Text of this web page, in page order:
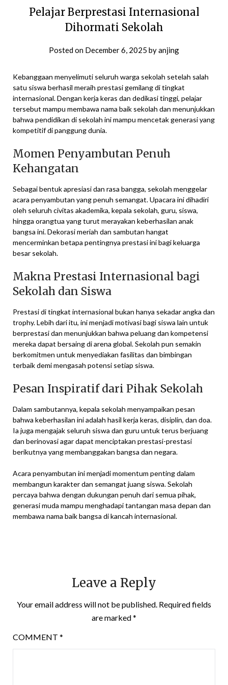
Pelajar Berprestasi Internasional
Dihormati Sekolah
Posted on December 6, 2025 byanjing
Kebanggaan menyelimuti seluruh warga sekolah setelah salah
satu siswa berhasil meraih prestasi gemilang di tingkat
internasional. Dengan kerja keras dan dedikasi tinggi, pelajar
tersebut mampu membawa nama baik sekolah dan menunjukkan
bahwa pendidikan di sekolah ini mampu mencetak generasi yang
kompetitif di panggung dunia.
Momen Penyambutan Penuh
Kehangatan
Sebagai bentuk apresiasi dan rasa bangga, sekolah menggelar
acara penyambutan yang penuh semangat. Upacara ini dihadiri
oleh seluruh civitas akademika, kepala sekolah, guru, siswa,
hingga orangtua yang turut merayakan keberhasilan anak
bangsa ini. Dekorasi meriah dan sambutan hangat
mencerminkan betapa pentingnya prestasi ini bagi keluarga
besar sekolah.
Makna Prestasi Internasional bagi
Sekolah dan Siswa
Prestasi di tingkat internasional bukan hanya sekadar angka dan
trophy. Lebih dari itu, ini menjadi motivasi bagi siswa lain untuk
berprestasi dan menunjukkan bahwa peluang dan kompetensi
mereka dapat bersaing di arena global. Sekolah pun semakin
berkomitmen untuk menyediakan fasilitas dan bimbingan
terbaik demi mengasah potensi setiap siswa.
Pesan Inspiratif dari Pihak Sekolah
Dalam sambutannya, kepala sekolah menyampaikan pesan
bahwa keberhasilan ini adalah hasil kerja keras, disiplin, dan doa.
Ia juga mengajak seluruh siswa dan guru untuk terus berjuang
dan berinovasi agar dapat menciptakan prestasi-prestasi
berikutnya yang membanggakan bangsa dan negara.
Acara penyambutan ini menjadi momentum penting dalam
membangun karakter dan semangat juang siswa. Sekolah
percaya bahwa dengan dukungan penuh dari semua pihak,
generasi muda mampu menghadapi tantangan masa depan dan
membawa nama baik bangsa di kancah internasional.
Leave a Reply
Your email address will not be published. Required fields
are marked*
COMMENT *